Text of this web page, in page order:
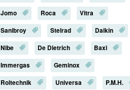
Jomo
Roca
Vitra
Sanibroy
Stelrad
Daikin
Nibe
De Dietrich
Baxi
Immergas
Geminox
Roltechnik
Universa
P.M.H.